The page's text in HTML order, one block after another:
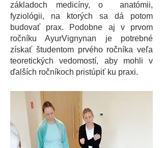
základoch medicíny, o anatómii,
fyziológii, na ktorých sa dá potom
budovať prax. Podobne aj v prvom
ročníku AyurVignynan je potrebné
získať študentom prvého ročníka veľa
teoretických vedomostí, aby mohli v
ďalších ročníkoch pristúpiť ku praxi.